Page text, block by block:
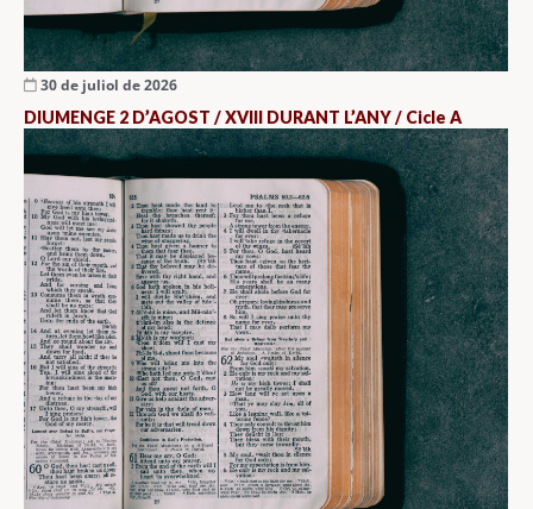
30 de juliol de 2026
DIUMENGE 2 D’AGOST / XVIII DURANT L’ANY / Cicle A